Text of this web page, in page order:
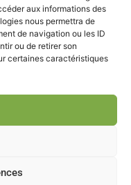
aux informations des
nous permettra de
de navigation ou les ID
ou de retirer son
certaines caractéristiques
u
t
u
e
LA FILIÈRE
de nos adhérents, les
offres de stages et
d'info